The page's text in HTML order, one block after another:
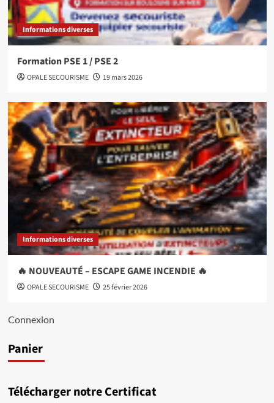
Informations diverses
Formation PSE 1 / PSE 2
OPALE SECOURISME 19 mars 2026
Informations diverses
🔥 NOUVEAUTÉ – ESCAPE GAME INCENDIE 🔥
OPALE SECOURISME 25 février 2026
Connexion
Panier
Télécharger notre Certificat